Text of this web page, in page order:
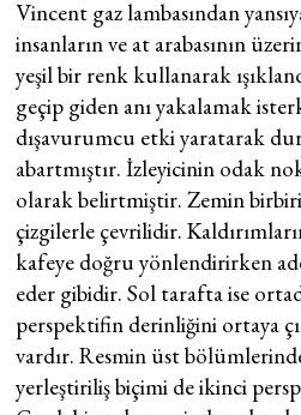
Vincent gaz lambasından
insanların ve at arabasının
yeşil bir renk kullanarak
geçip giden anı yakalamak
dışavurumcu etki yaratarak
abartmıştır. İzleyicinin odak
olarak belirtmiştir. Zemin
çizgilerle çevrilidir.
kafeye doğru yönlendirirken
eder gibidir. Sol tarafta ise
perspektifin derinliğini ortaya
vardır. Resmin üst
yerleştiriliş biçimi de ikinci